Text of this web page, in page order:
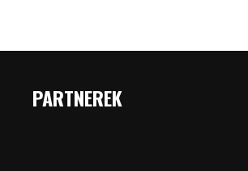
PARTNEREK